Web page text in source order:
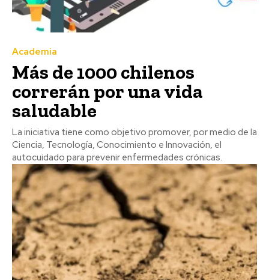
Academia
Más de 1000 chilenos
correrán por una vida
saludable
La iniciativa tiene como objetivo promover, por medio de la
Ciencia, Tecnología, Conocimiento e Innovación, el
autocuidado para prevenir enfermedades crónicas.